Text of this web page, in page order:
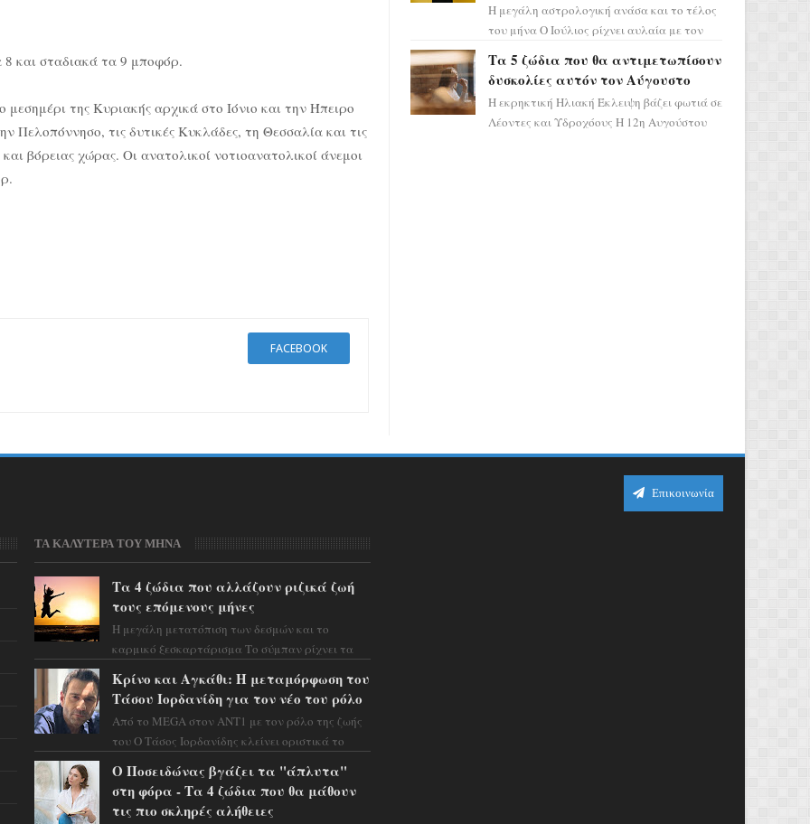
8 και σταδιακά τα 9 μποφόρ.
της Κυριακής αρχικά στο Ιόνιο και την Ήπειρο
Πελοπόννησο, τις δυτικές Κυκλάδες, τη Θεσσαλία και τις
βόρειας χώρας. Οι ανατολικοί νοτιοανατολικοί άνεμοι
FACEBOOK
Η μεγάλη αστρολογική ανάσα και το τέλος
του μήνα Ο Ιούλιος ρίχνει αυλαία με τον
περνάει στο ζώδιο τω...
Τα 5 ζώδια που θα αντιμετωπίσουν
δυσκολίες αυτόν τον Αύγουστο
Η εκρηκτική Ηλιακή Έκλειψη βάζει φωτιά σε
Λέοντες και Υδροχόους Η 12η Αυγούστου
Επικοινωνία
ΤΑ ΚΑΛΥΤΕΡΑ ΤΟΥ ΜΗΝΑ
Τα 4 ζώδια που αλλάζουν ριζικά ζωή
τους επόμενους μήνες
Η μεγάλη μετατόπιση των δεσμών και το
καρμικό ξεσκαρτάρισμα Το σύμπαν ρίχνει τα
προειδοποιεί: οι σελην...
Κρίνο και Αγκάθι: Η μεταμόρφωση του
Τάσου Ιορδανίδη για τον νέο του ρόλο
Από το MEGA στον ΑΝΤ1 με τον ρόλο της ζωής
του Ο Τάσος Ιορδανίδης κλείνει οριστικά το
Μόνο» ...
Ο Ποσειδώνας βγάζει τα "άπλυτα"
στη φόρα - Τα 4 ζώδια που θα μάθουν
τις πιο σκληρές αλήθειες